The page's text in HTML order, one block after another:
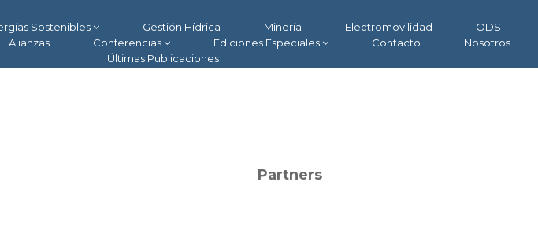
Sostenibles Gestión Hídrica Minería Electromovilidad
ODS
Alianzas Conferencias Ediciones Especiales Contacto
Nosotros
Últimas Publicaciones
Partners